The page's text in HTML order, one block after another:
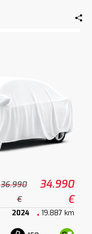
36.990
€
34.990
€
2024 19.887 km